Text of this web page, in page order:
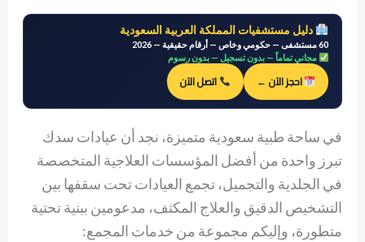
دليل مستشفيات المملكة العربية السعودية
60 مستشفى — حكومي وخاص — أرقام حقيقية — 2026
مجاني تماماً — بدون تسجيل — بدون رسوم
احجز الآن ← اتصل الآن
في ساحة طبية سعودية متميزة، نجد أن عيادات سدك
تبرز واحدة من أفضل المؤسسات العلاجية المتخصصة
في الجلدية والتجميل، تجمع العيادات تحت سقفها بين
التشخيص الدقيق والعلاج المكثف، مدعومين ببنية تحتية
متطورة، وإليكم مجموعة من خدمات المجمع: